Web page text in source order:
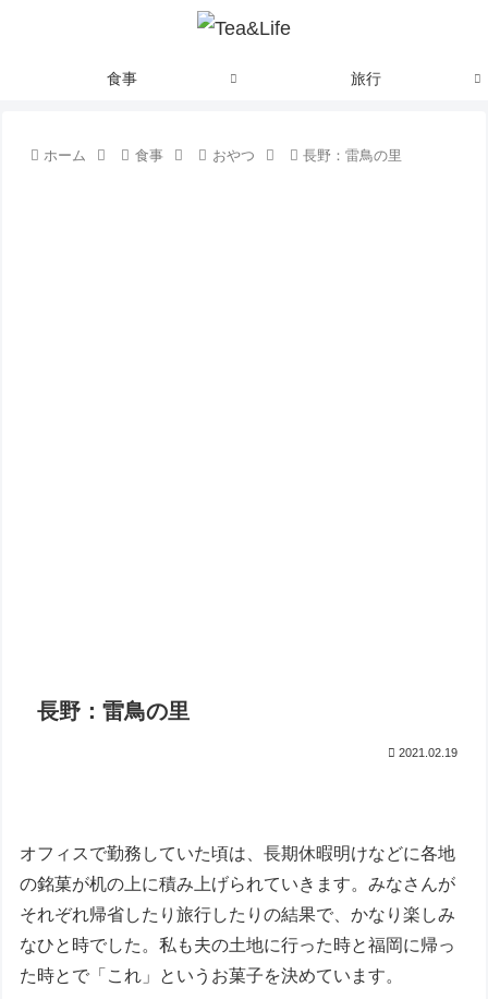
食事 旅行
ホーム 食事 おやつ 長野：雷鳥の里
長野：雷鳥の里
2021.02.19
オフィスで勤務していた頃は、長期休暇明けなどに各地
の銘菓が机の上に積み上げられていきます。みなさんが
それぞれ帰省したり旅行したりの結果で、かなり楽しみ
なひと時でした。私も夫の土地に行った時と福岡に帰っ
た時とで「これ」というお菓子を決めています。